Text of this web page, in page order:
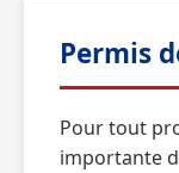
Permis
Pour tout
importante